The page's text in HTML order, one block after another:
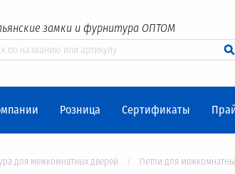
замки и фурнитура ОПТОМ
Розница Сертификаты
для межкомнатных дверей Петли для